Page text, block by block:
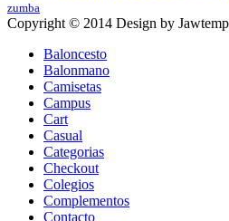
zumba
Copyright © 2014 Design by
Baloncesto
Balonmano
Camisetas
Campus
Cart
Casual
Categorias
Checkout
Colegios
Complementos
Contacto